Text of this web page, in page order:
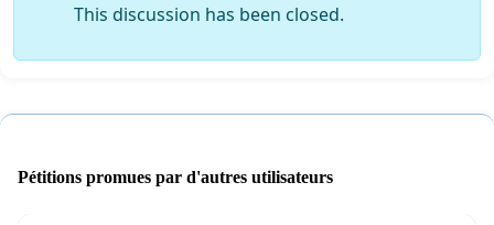
This discussion has been closed.
Pétitions promues par d'autres utilisateurs